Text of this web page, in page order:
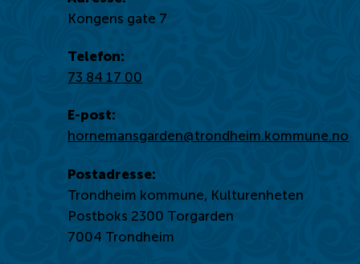
Kongens gate 7
Telefon:
73 84 17 00
E-post:
hornemansgarden@trondheim.kommune.no
Postadresse:
Trondheim kommune, Kulturenheten
Postboks 2300 Torgarden
7004 Trondheim